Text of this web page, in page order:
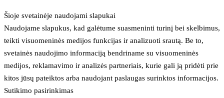
Šioje svetainėje naudojami slapukai
Naudojame slapukus, kad galėtume suasmeninti turinį bei skelbimus,
teikti visuomeninės medijos funkcijas ir analizuoti srautą. Be to,
svetainės naudojimo informaciją bendriname su visuomeninės
medijos, reklamavimo ir analizės partneriais, kurie gali ją pridėti prie
kitos jūsų pateiktos arba naudojant paslaugas surinktos informacijos.
Sutikimo pasirinkimas